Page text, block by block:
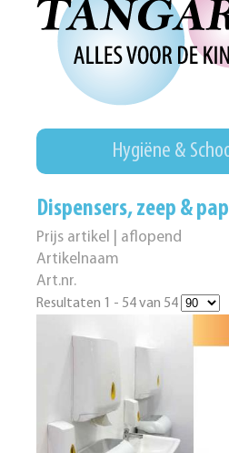
Hygiëne &
Dispensers, zeep &
Prijs artikel | aflopend
Artikelnaam
Art.nr.
Resultaten 1 - 54 van 54